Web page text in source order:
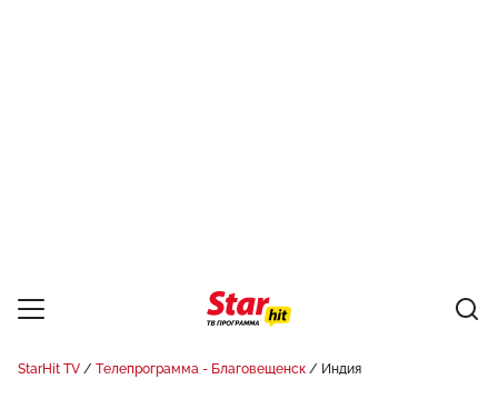
StarHit TV Телепрограмма - Благовещенск Индия